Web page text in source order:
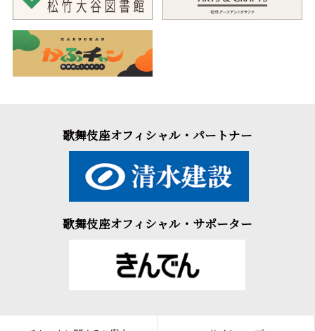
歌舞伎座オフィシャル・パートナー
歌舞伎座オフィシャル・サポーター